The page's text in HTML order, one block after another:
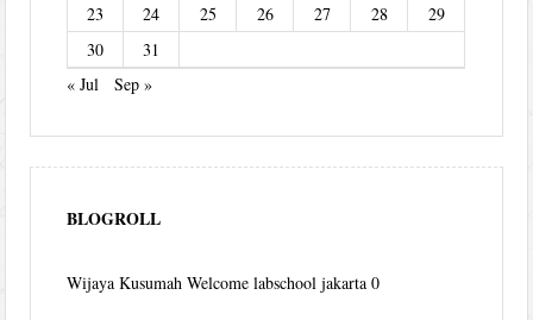
23
24 25 26 27 28
29
30
31
« Jul
Sep »
BLOGROLL
Wijaya Kusumah Welcome labschool jakarta 0